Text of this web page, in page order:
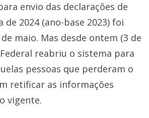
envio das declarações de
2024 (ano-base 2023) foi
maio. Mas desde ontem (3 de
reabriu o sistema para
pessoas que perderam o
retificar as informações
vigente.